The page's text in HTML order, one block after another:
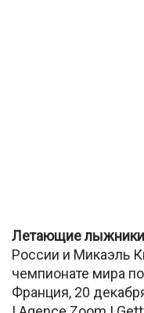
Летающие
России и Микаэль
чемпионате мира
Франция, 20